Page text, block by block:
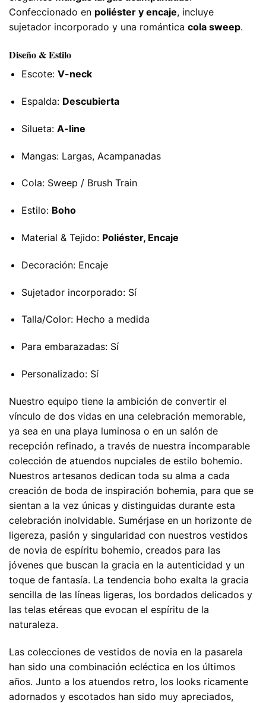
Confeccionado en poliéster y encaje, incluye
sujetador incorporado y una romántica cola sweep.
Diseño & Estilo
Escote: V-neck
Espalda: Descubierta
Silueta: A-line
Mangas: Largas, Acampanadas
Cola: Sweep / Brush Train
Estilo: Boho
Material & Tejido: Poliéster, Encaje
Decoración: Encaje
Sujetador incorporado: Sí
Talla/Color: Hecho a medida
Para embarazadas: Sí
Personalizado: Sí
Nuestro equipo tiene la ambición de convertir el
vínculo de dos vidas en una celebración memorable,
ya sea en una playa luminosa o en un salón de
recepción refinado, a través de nuestra incomparable
colección de atuendos nupciales de estilo bohemio.
Nuestros artesanos dedican toda su alma a cada
creación de boda de inspiración bohemia, para que se
sientan a la vez únicas y distinguidas durante esta
celebración inolvidable. Sumérjase en un horizonte de
ligereza, pasión y singularidad con nuestros vestidos
de novia de espíritu bohemio, creados para las
jóvenes que buscan la gracia en la autenticidad y un
toque de fantasía. La tendencia boho exalta la gracia
sencilla de las líneas ligeras, los bordados delicados y
las telas etéreas que evocan el espíritu de la
naturaleza.
Las colecciones de vestidos de novia en la pasarela
han sido una combinación ecléctica en los últimos
años. Junto a los atuendos retro, los looks ricamente
adornados y escotados han sido muy apreciados,